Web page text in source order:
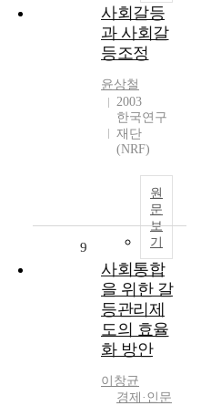
사회갈등
과 사회갈
등조정
윤상철
2003
한국연구
재단
(NRF)
원
문
보
기
9
사회통합
을 위한 갈
등관리제
도의 효율
화 방안
이창균
경제·인문